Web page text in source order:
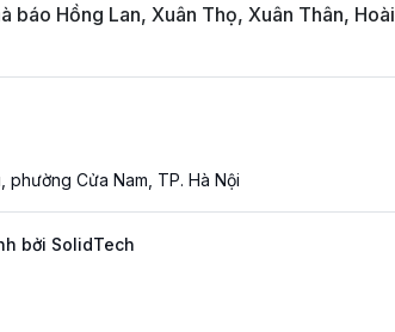
báo Hồng Lan, Xuân Thọ, Xuân Thân, Hoài
phường Cửa Nam, TP. Hà Nội
bởi SolidTech